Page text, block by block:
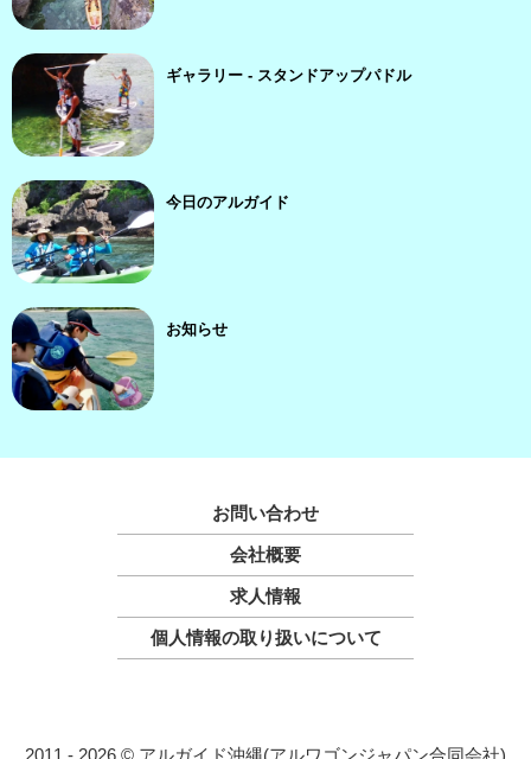
ギャラリー - スタンドアップパドル
今日のアルガイド
お知らせ
お問い合わせ
会社概要
求人情報
個人情報の取り扱いについて
2011 - 2026 © アルガイド沖縄(アルワゴンジャパン合同会社)